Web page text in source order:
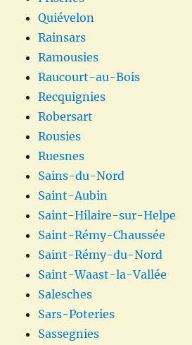
Quiévelon
Rainsars
Ramousies
Raucourt-au-Bois
Recquignies
Robersart
Rousies
Ruesnes
Sains-du-Nord
Saint-Aubin
Saint-Hilaire-sur-Helpe
Saint-Rémy-Chaussée
Saint-Rémy-du-Nord
Saint-Waast-la-Vallée
Salesches
Sars-Poteries
Sassegnies